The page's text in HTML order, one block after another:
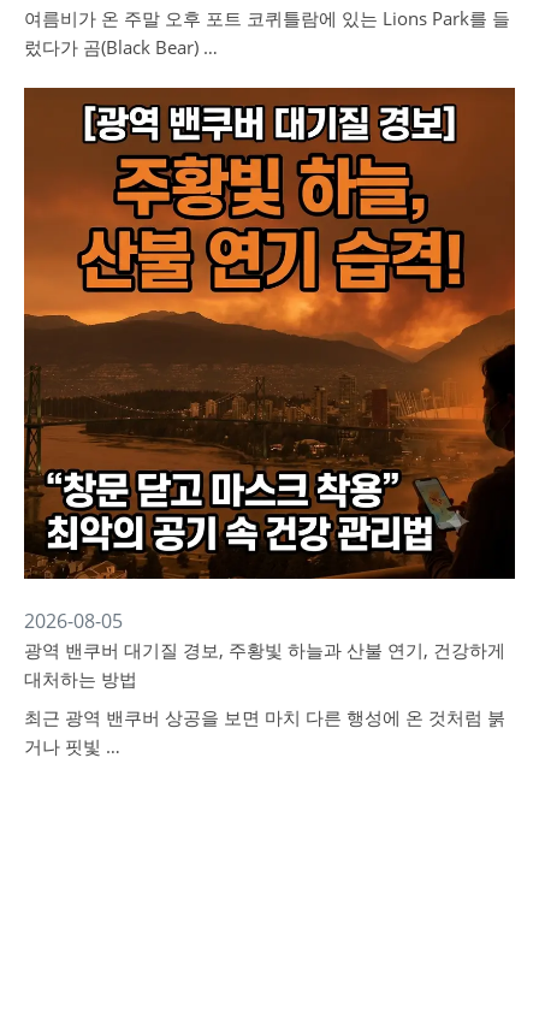
여름비가 온 주말 오후 포트 코퀴틀람에 있는 Lions Park를 들
렀다가 곰(Black Bear) …
2026-08-05
광역 밴쿠버 대기질 경보, 주황빛 하늘과 산불 연기, 건강하게
대처하는 방법
최근 광역 밴쿠버 상공을 보면 마치 다른 행성에 온 것처럼 붉
거나 핏빛 …